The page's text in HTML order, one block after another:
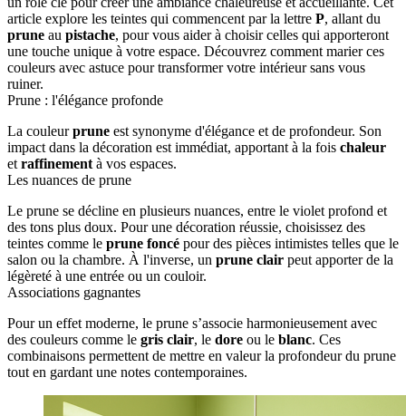
article explore les teintes qui commencent par la lettre P, allant du
prune au pistache, pour vous aider à choisir celles qui apporteront
une touche unique à votre espace. Découvrez comment marier ces
couleurs avec astuce pour transformer votre intérieur sans vous
ruiner.
Prune : l'élégance profonde
La couleurprune est synonyme d'élégance et de profondeur. Son
impact dans la décoration est immédiat, apportant à la fois chaleur
et raffinement à vos espaces.
Les nuances de prune
Le prune se décline en plusieurs nuances, entre le violet profond et
des tons plus doux. Pour une décoration réussie, choisissez des
teintes comme le prune foncé pour des pièces intimistes telles que le
salon ou la chambre. À l'inverse, un prune clair peut apporter de la
légèreté à une entrée ou un couloir.
Associations gagnantes
Pour un effet moderne, le prune s’associe harmonieusement avec
des couleurs comme le gris clair, le dore ou le blanc. Ces
combinaisons permettent de mettre en valeur la profondeur du prune
tout en gardant une notes contemporaines.